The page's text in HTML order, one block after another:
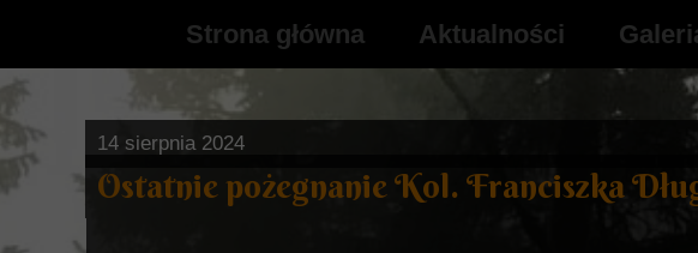
Strona główna
O nas
Aktualności
Video
14 sierpnia 2024
Ostatnie pożegnanie Kol. Franciszka